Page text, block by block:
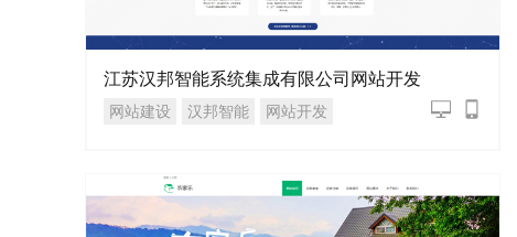
江苏汉邦智能系统集成有限公司网站开发
网站建设 汉邦智能 网站开发